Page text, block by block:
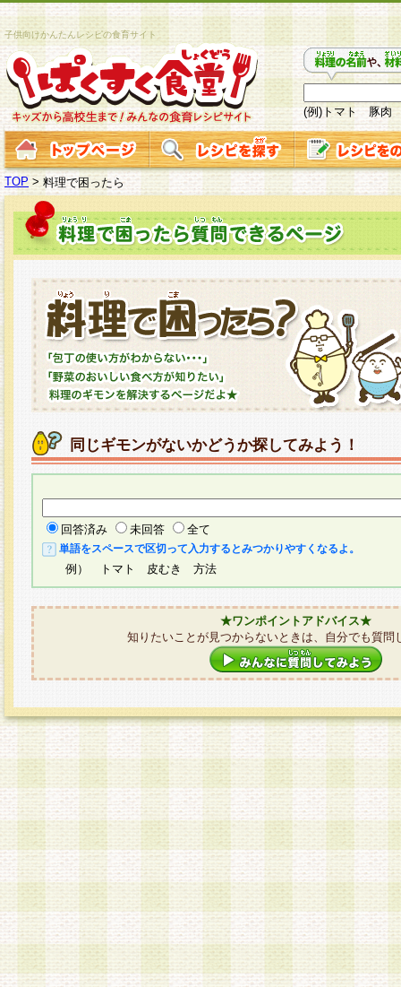
子供向けかんたんレシピの食育サイト
(例)トマト 豚肉
TOP >料理で困ったら
同じギモンがないかどうか探してみよう！
回答済み 未回答 全て
単語をスペースで区切って入力するとみつかりやすくなるよ。
例） トマト 皮むき 方法
★ワンポイントアドバイス★
知りたいことが見つからないときは、自分でも質問